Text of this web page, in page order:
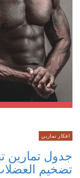
افكار تمارين
جدول
تضخيم